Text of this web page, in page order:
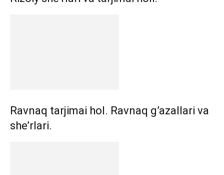
Ravnaq tarjimai hol. Ravnaq g’azallari va
she’rlari.